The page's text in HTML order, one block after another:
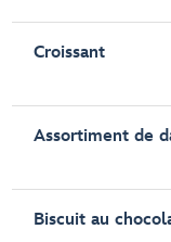
Croissant
Assortiment de
Biscuit au